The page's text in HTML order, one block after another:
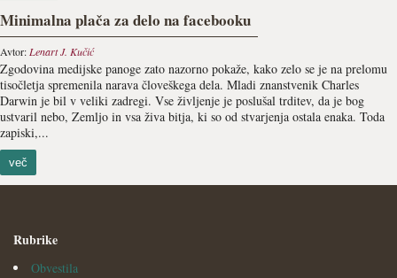
Minimalna plača za delo na facebooku
Avtor: Lenart J. Kučić
Zgodovina medijske panoge zato nazorno pokaže, kako zelo se je na prelomu
tisočletja spremenila narava človeškega dela. Mladi znanstvenik Charles
Darwin je bil v veliki zadregi. Vse življenje je poslušal trditev, da je bog
ustvaril nebo, Zemljo in vsa živa bitja, ki so od stvarjenja ostala enaka. Toda
zapiski,...
več
Rubrike
Obvestila